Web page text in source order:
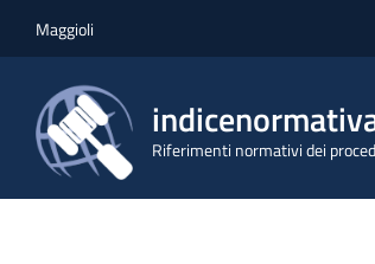
Maggioli
Riferimenti normativi dei